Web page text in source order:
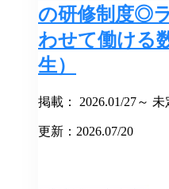
の研修制度◎
わせて働ける
生）
掲載： 2026.01/27～ 未
更新：2026.07/20